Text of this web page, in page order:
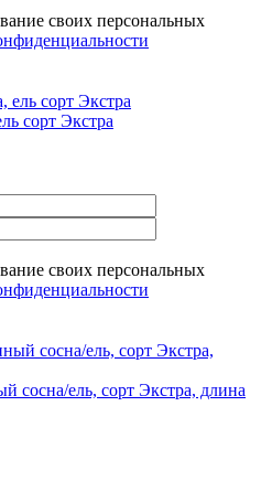
своих персональных
сорт Экстра
своих персональных
сосна/ель, сорт Экстра, длина